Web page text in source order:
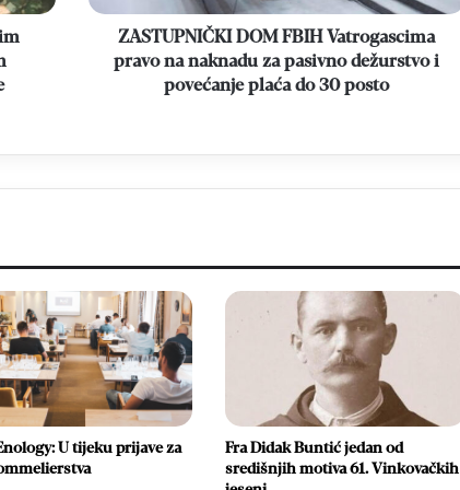
pasivno
dežurstvo
ZASTUPNIČKI DOM FBIH Vatrogascima
pravo na naknadu za pasivno dežurstvo i
povećanje plaća do 30 posto
U tijeku prijave za
Fra Didak Buntić jedan od
središnjih motiva 61. Vinkovačkih